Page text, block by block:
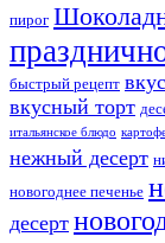
пирог
быстрый рецепт
вкусный торт
итальянское блюдо
нежный десерт
новогоднее печенье
десерт